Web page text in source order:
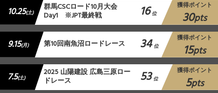
10.25(土) 群馬CSCロード10月大会
Day1 ※JPT最終戦 16 位
獲得ポイント
30pts
9.15(月) 第10回南魚沼ロードレース 34 位
獲得ポイント
15pts
7.5(土) 2025 山陽建設 広島三原ロー
ドレース 53 位
獲得ポイント
5pts